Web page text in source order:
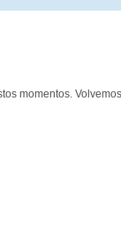
momentos.